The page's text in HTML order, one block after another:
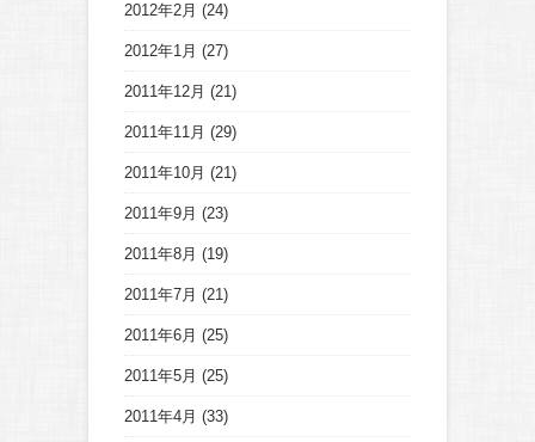
2012年2月 (24)
2012年1月 (27)
2011年12月 (21)
2011年11月 (29)
2011年10月 (21)
2011年9月 (23)
2011年8月 (19)
2011年7月 (21)
2011年6月 (25)
2011年5月 (25)
2011年4月 (33)